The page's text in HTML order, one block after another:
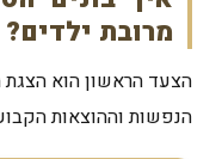
מרובת ילדים?
הצעד הראשון הוא
הנפשות וההוצאות